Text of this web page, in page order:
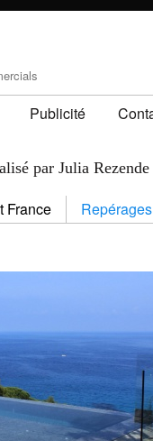
Publicité
par Julia Rezende
France Repérages